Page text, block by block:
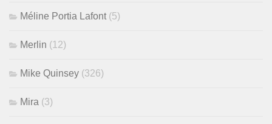
Méline Portia Lafont (5)
Merlin (12)
Mike Quinsey (326)
Mira (3)